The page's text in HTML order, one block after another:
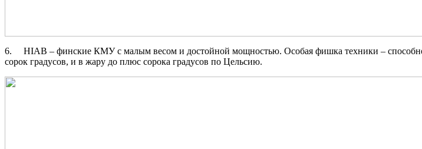
6. HIAB – финские КМУ с малым весом и достойной мощностью. Особая фишка техники –
сорок градусов, и в жару до плюс сорока градусов по Цельсию.